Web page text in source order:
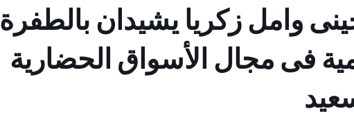
وامل زكريا يشيدان بالطفرة
فى مجال الأسواق الحضارية